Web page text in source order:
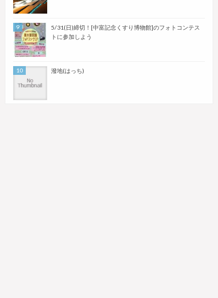
5/31(日)締切！[中富記念くすり博物館]のフォトコンテス
トに参加しよう
潑地(はっち)